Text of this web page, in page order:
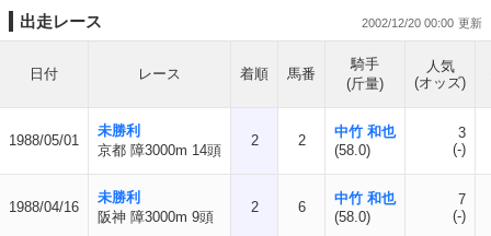
出走レース 2002/12/20 00:00
日付 レース 着順 馬番
騎手
(斤量)
人気
(オッズ)
1988/05/01
未勝利
京都 障3000m 14頭
2 2
中竹 和也
(58.0)
3
(-)
1988/04/16
未勝利
阪神 障3000m 9頭
2 6
中竹 和也
(58.0)
7
(-)